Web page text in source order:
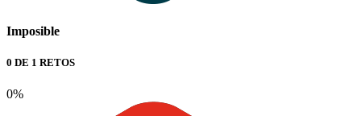
Imposible
0 DE 1 RETOS
0%